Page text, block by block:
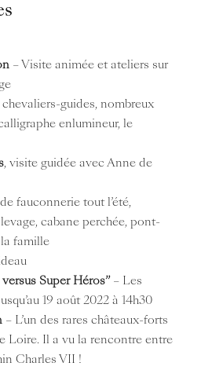
– Visite animée et ateliers sur
guides, nombreux
enlumineur, le
, visite guidée avec Anne de
fauconnerie tout l’été,
cabane perchée, pont-
famille
Super Héros”– Les
19 août 2022 à 14h30
– L’un des rares châteaux-forts
Loire. Il a vu la rencontre entre
Charles VII !